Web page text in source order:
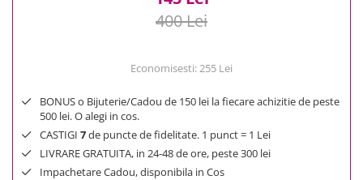
400 Lei
Economisesti:255 Lei
BONUS o Bijuterie/Cadou de 150 lei la fiecare achizitie de peste
500 lei. O alegi in cos.
CASTIGI 7de puncte de fidelitate. 1 punct = 1 Lei
LIVRARE GRATUITA, in 24-48 de ore, peste 300 lei
Impachetare Cadou, disponibila in Cos